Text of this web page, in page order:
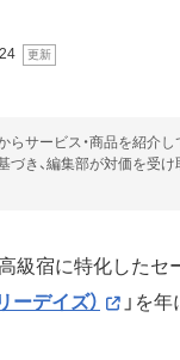
サービス・商品を紹介し
づき、編集部が対価を受
級宿に特化したセ
ーデイズ）
」を